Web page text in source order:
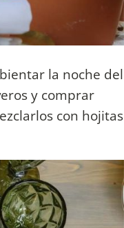
la noche del
y comprar
con hojitas